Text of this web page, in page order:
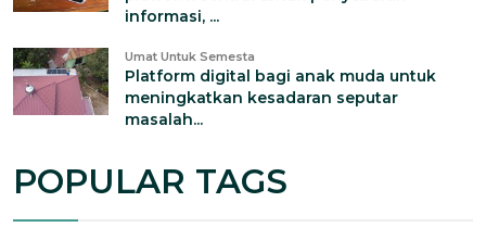
informasi, ...
Umat Untuk Semesta
Platform digital bagi anak muda untuk
meningkatkan kesadaran seputar
masalah...
POPULAR TAGS